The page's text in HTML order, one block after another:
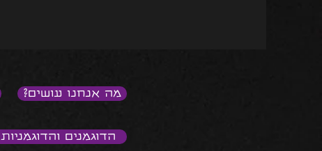
מה אנחנו עושים?
הדוגמנים והדוגמניות